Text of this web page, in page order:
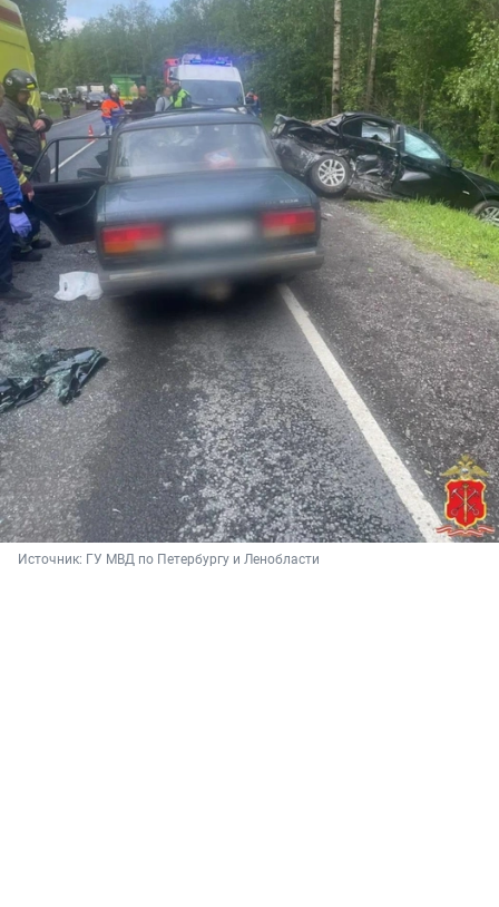
Источник: ГУ МВД по Петербургу и Ленобласти